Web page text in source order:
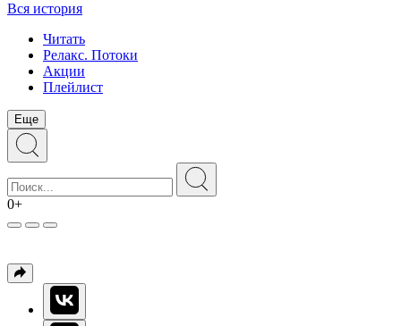
Вся история
Читать
Релакс. Потоки
Акции
Плейлист
Еще
0+